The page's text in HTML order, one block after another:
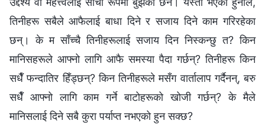
तिनीहरू सबैले आफैलाई बाधा दिने र सजाय दिने काम गरिरहेका
छन्। के म साँच्‍चै तिनीहरूलाई सजाय दिन निस्कन्छु त? किन
मानिसहरूले आफ्‍नो लागि आफै समस्या पैदा गर्छन्? तिनीहरू किन
सधैँ फन्दातिर हिँड्छन्? किन तिनीहरूले मसँग वार्तालाप गर्दैनन्, बरु
सधैँ आफ्नो लागि काम गर्ने बाटोहरूको खोजी गर्छन्? के मैले
मानिसलाई दिने सबै कुरा पर्याप्त नभएको हुन सक्छ?